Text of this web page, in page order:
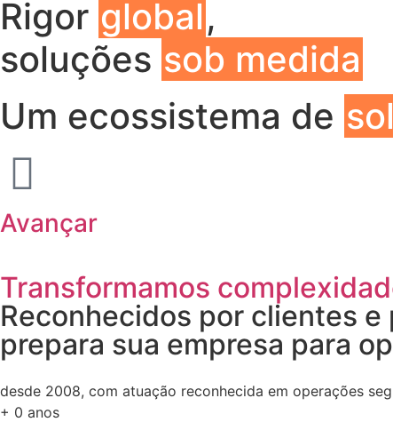
Rigor global,
soluções sob medida
Um ecossistema de
Avançar
Transformamos
Reconhecidos por clientes
prepara sua empresa para
desde 2008, com atuação reconhecida em operações
+ 0 anos